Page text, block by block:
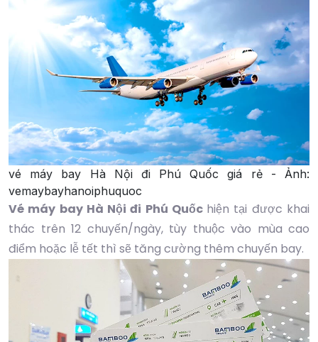
vé máy bay Hà Nội đi Phú Quốc giá rẻ - Ảnh:
vemaybayhanoiphuquoc
Vé máy bay Hà Nội đi Phú Quốc hiện tại được khai
thác trên 12 chuyến/ngày, tùy thuộc vào mùa cao
điểm hoặc lễ tết thì sẽ tăng cường thêm chuyến bay.